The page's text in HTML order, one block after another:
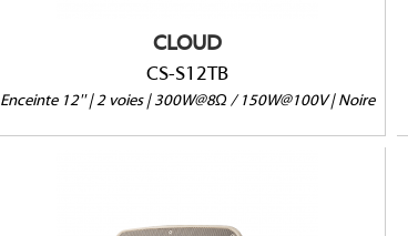
CLOUD
CS-S12TB
Enceinte 12'' | 2 voies | 300W@8Ω / 150W@100V | Noire